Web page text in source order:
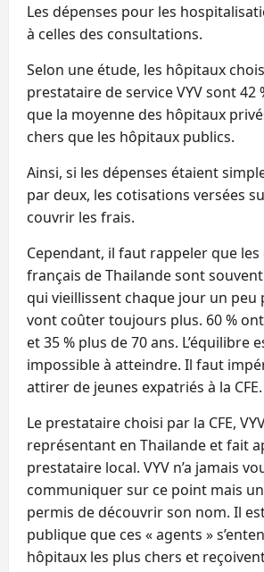
Les dépenses pour les
à celles des consultations.
Selon une étude, les hôpitaux
prestataire de service VYV sont 42
que la moyenne des hôpitaux
chers que les hôpitaux publics.
Ainsi, si les dépenses étaient
par deux, les cotisations versées
couvrir les frais.
Cependant, il faut rappeler que les
français de Thailande sont
qui vieillissent chaque jour un peu
vont coûter toujours plus. 60 %
et 35 % plus de 70 ans. L’équilibre
impossible à atteindre. Il faut
attirer de jeunes expatriés à la CFE.
Le prestataire choisi par la CFE,
représentant en Thailande et fait
prestataire local. VYV n’a jamais
communiquer sur ce point mais
permis de découvrir son nom. Il
publique que ces « agents »
hôpitaux les plus chers et